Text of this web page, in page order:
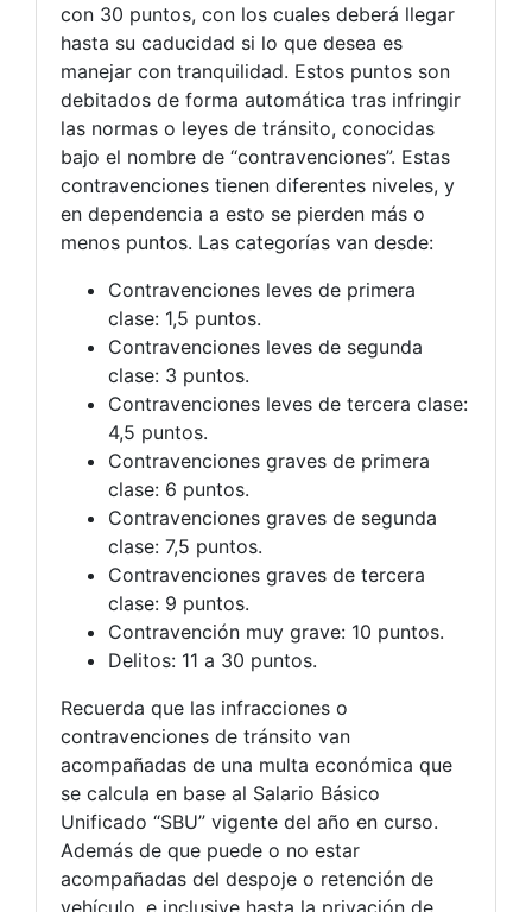
con 30 puntos, con los cuales deberá llegar
hasta su caducidad si lo que desea es
manejar con tranquilidad. Estos puntos son
debitados de forma automática tras infringir
las normas o leyes de tránsito, conocidas
bajo el nombre de “contravenciones”. Estas
contravenciones tienen diferentes niveles, y
en dependencia a esto se pierden más o
menos puntos. Las categorías van desde:
Contravenciones leves de primera
clase: 1,5 puntos.
Contravenciones leves de segunda
clase: 3 puntos.
Contravenciones leves de tercera clase:
4,5 puntos.
Contravenciones graves de primera
clase: 6 puntos.
Contravenciones graves de segunda
clase: 7,5 puntos.
Contravenciones graves de tercera
clase: 9 puntos.
Contravención muy grave: 10 puntos.
Delitos: 11 a 30 puntos.
Recuerda que las infracciones o
contravenciones de tránsito van
acompañadas de una multa económica que
se calcula en base al Salario Básico
Unificado “SBU” vigente del año en curso.
Además de que puede o no estar
acompañadas del despoje o retención de